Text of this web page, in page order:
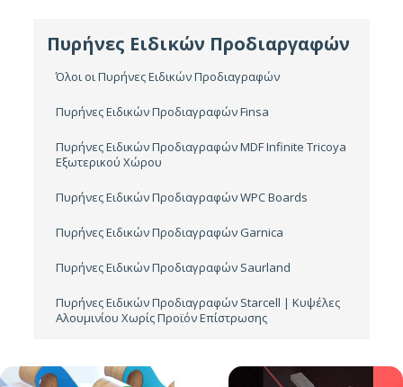
Πυρήνες Ειδικών Προδιαργαφών
Όλοι οι Πυρήνες Ειδικών Προδιαγραφών
Πυρήνες Ειδικών Προδιαγραφών Finsa
Πυρήνες Ειδικών Προδιαγραφών MDF Infinite Tricoya
Εξωτερικού Χώρου
Πυρήνες Ειδικών Προδιαγραφών WPC Boards
Πυρήνες Ειδικών Προδιαγραφών Garnica
Πυρήνες Ειδικών Προδιαγραφών Saurland
Πυρήνες Ειδικών Προδιαγραφών Starcell | Κυψέλες
Αλουμινίου Χωρίς Προϊόν Επίστρωσης